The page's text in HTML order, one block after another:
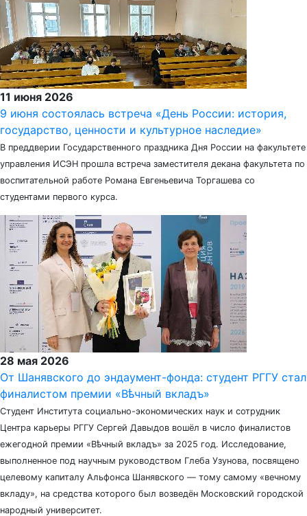
11 июня 2026
9 июня состоялась встреча «День России: история,
государство, ценности и культурное наследие»
В преддверии Государственного праздника Дня России на факультете
управления ИСЭН прошла встреча заместителя декана факультета по
воспитательной работе Романа Евгеньевича Торгашева со
студентами первого курса.
28 мая 2026
От Шанявского до эндаумент-фонда: студент РГГУ стал
финалистом премии «Вѣчный вкладъ»
Студент Института социально-экономических наук и сотрудник
Центра карьеры РГГУ Сергей Давыдов вошёл в число финалистов
ежегодной премии «Вѣчный вкладъ» за 2025 год. Исследование,
выполненное под научным руководством Глеба Узунова, посвящено
целевому капиталу Альфонса Шанявского — тому самому «вечному
вкладу», на средства которого был возведён Московский городской
народный университет.